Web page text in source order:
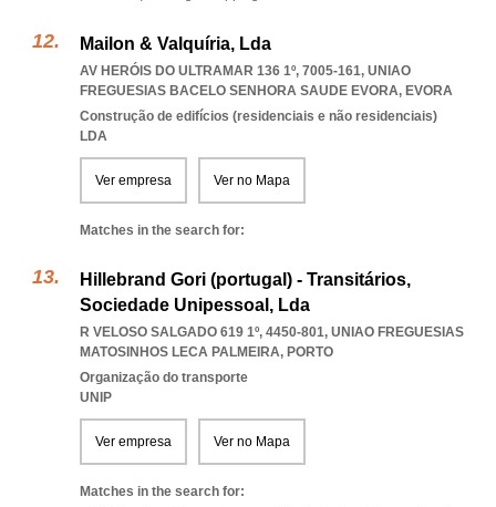
Mailon & Valquíria, Lda
AV HERÓIS DO ULTRAMAR 136 1º, 7005-161, UNIAO
FREGUESIAS BACELO SENHORA SAUDE EVORA, EVORA
Construção de edifícios (residenciais e não residenciais)
LDA
Ver empresa Ver no Mapa
Matches in the search for:
Hillebrand Gori (portugal) - Transitários,
Sociedade Unipessoal, Lda
R VELOSO SALGADO 619 1º, 4450-801, UNIAO FREGUESIAS
MATOSINHOS LECA PALMEIRA, PORTO
Organização do transporte
UNIP
Ver empresa Ver no Mapa
Matches in the search for: